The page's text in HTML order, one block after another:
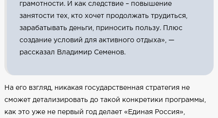
грамотности. И как следствие – повышение
занятости тех, кто хочет продолжать трудиться,
зарабатывать деньги, приносить пользу. Плюс
создание условий для активного отдыха», —
рассказал Владимир Семенов.
На его взгляд, никакая государственная стратегия не
сможет детализировать до такой конкретики программы,
как это уже не первый год делает «Единая Россия»,